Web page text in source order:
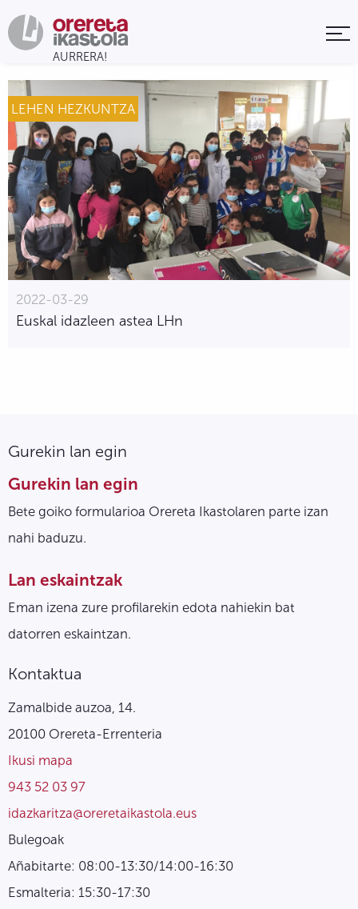
LEHEN HEZKUNTZA
2022-03-29
Euskal idazleen astea LHn
Gurekin lan egin
Gurekin lan egin
Bete goiko formularioa Orereta Ikastolaren parte izan
nahi baduzu.
Lan eskaintzak
Eman izena zure profilarekin edota nahiekin bat
datorren eskaintzan.
Kontaktua
Zamalbide auzoa, 14.
20100 Orereta-Errenteria
Ikusi mapa
943 52 03 97
idazkaritza@oreretaikastola.eus
Bulegoak
Añabitarte: 08:00-13:30/14:00-16:30
Esmalteria: 15:30-17:30